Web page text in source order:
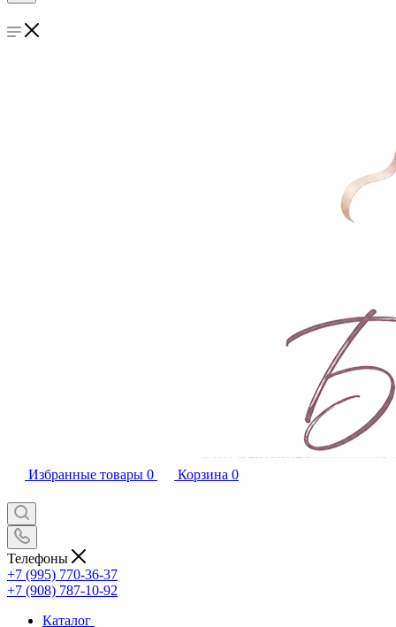
Избранные товары 0 Корзина 0
Телефоны
+7 (995) 770-36-37
+7 (908) 787-10-92
Каталог